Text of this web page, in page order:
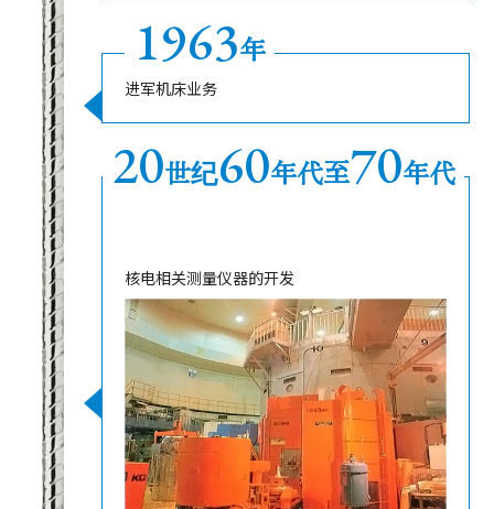
1963年
进军机床业务
20世纪60年代至70年代
核电相关测量仪器的开发